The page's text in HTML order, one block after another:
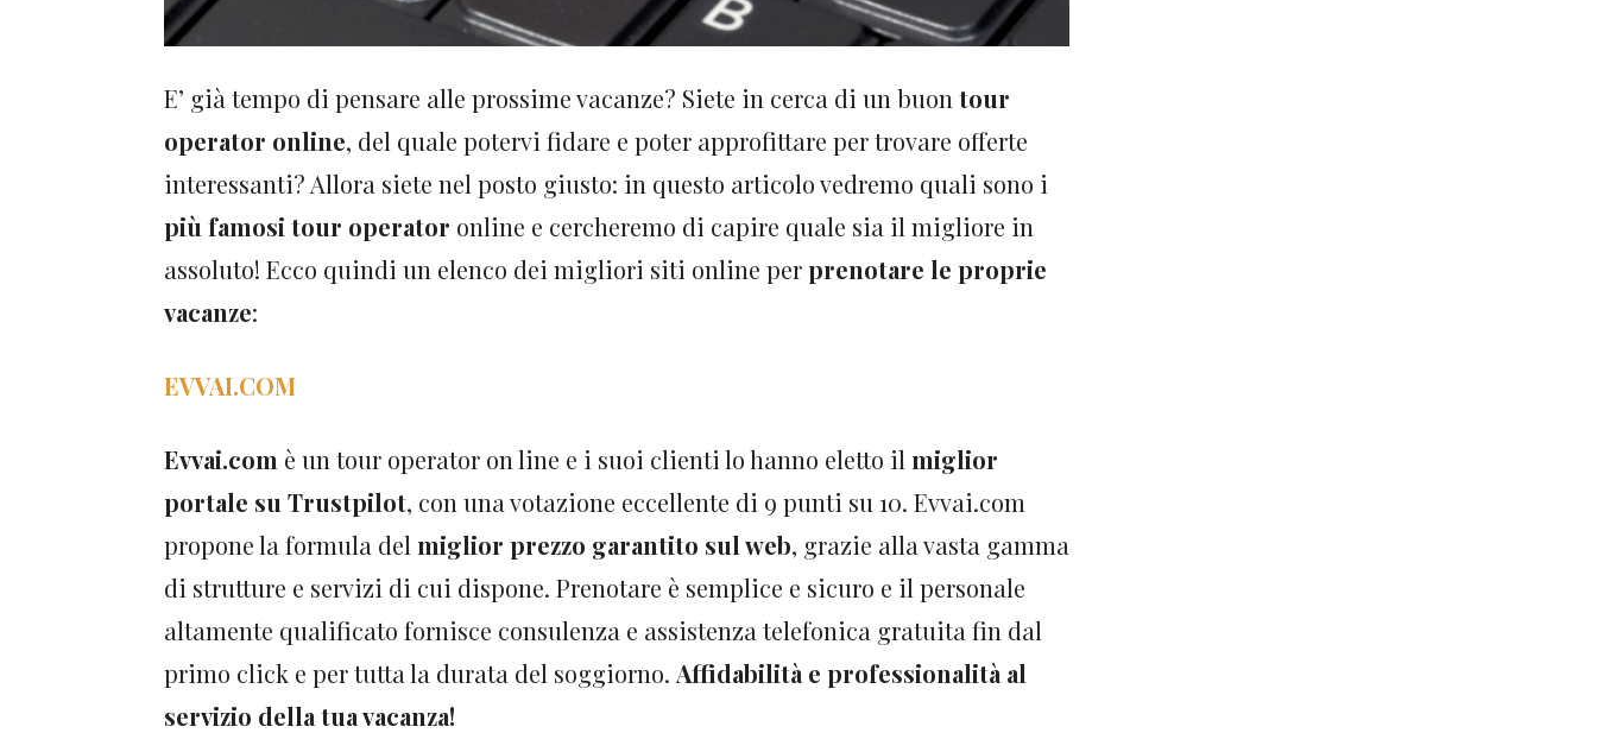
E’ già tempo di pensare alle prossime vacanze? Siete in cerca di un buon tour
operator online, del quale potervi fidare e poter approfittare per trovare offerte
interessanti? Allora siete nel posto giusto: in questo articolo vedremo quali sono i
più famosi tour operator online e cercheremo di capire quale sia il migliore in
assoluto! Ecco quindi un elenco dei migliori siti online perprenotare le proprie
vacanze:
EVVAI.COM
Evvai.com è un tour operator on line e i suoi clienti lo hanno eletto il miglior
portale su Trustpilot, con una votazione eccellente di 9 punti su 10. Evvai.com
propone la formula del miglior prezzo garantito sul web, grazie alla vasta gamma
di strutture e servizi di cui dispone. Prenotare è semplice e sicuro e il personale
altamente qualificato fornisce consulenza e assistenza telefonica gratuita fin dal
primo click e per tutta la durata del soggiorno. Affidabilità e professionalità al
servizio della tua vacanza!